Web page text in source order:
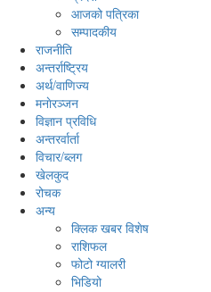
आजको पत्रिका
सम्पादकीय
राजनीति
अन्तर्राष्ट्रिय
अर्थ/वाणिज्य
मनाेरञ्जन
विज्ञान प्रविधि
अन्तरर्वार्ता
विचार/ब्लग
खेलकुद
रोचक
अन्य
क्लिक खबर विशेष
राशिफल
फोटो ग्यालरी
भिडियो